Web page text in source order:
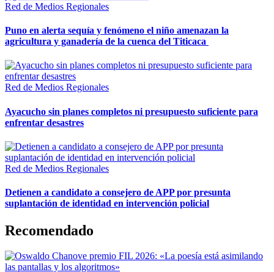
Red de Medios Regionales
Puno en alerta sequía y fenómeno el niño amenazan la
agricultura y ganadería de la cuenca del Titicaca
Red de Medios Regionales
Ayacucho sin planes completos ni presupuesto suficiente para
enfrentar desastres
Red de Medios Regionales
Detienen a candidato a consejero de APP por presunta
suplantación de identidad en intervención policial
Recomendado